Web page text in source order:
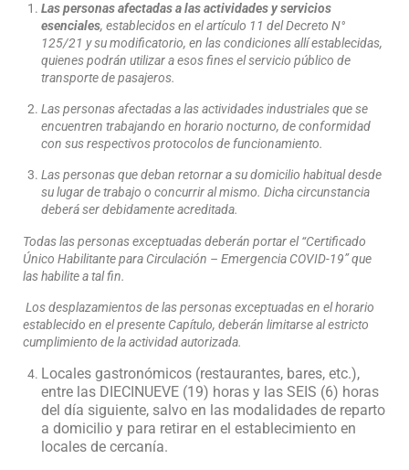
Las personas afectadas a las actividades y servicios
esenciales, establecidos en el artículo 11 del Decreto N°
125/21 y su modificatorio, en las condiciones allí establecidas,
quienes podrán utilizar a esos fines el servicio público de
transporte de pasajeros.
Las personas afectadas a las actividades industriales que se
encuentren trabajando en horario nocturno, de conformidad
con sus respectivos protocolos de funcionamiento.
Las personas que deban retornar a su domicilio habitual desde
su lugar de trabajo o concurrir al mismo. Dicha circunstancia
deberá ser debidamente acreditada.
Todas las personas exceptuadas deberán portar el “Certificado
Único Habilitante para Circulación – Emergencia COVID-19” que
las habilite a tal fin.
Los desplazamientos de las personas exceptuadas en el horario
establecido en el presente Capítulo, deberán limitarse al estricto
cumplimiento de la actividad autorizada.
Locales gastronómicos (restaurantes, bares, etc.),
entre las DIECINUEVE (19) horas y las SEIS (6) horas
del día siguiente, salvo en las modalidades de reparto
a domicilio y para retirar en el establecimiento en
locales de cercanía.